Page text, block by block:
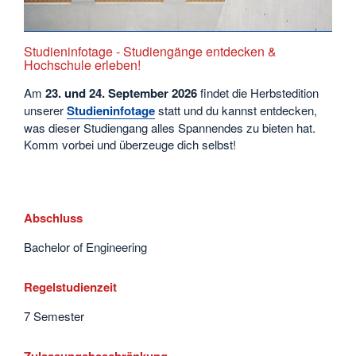
Studieninfotage - Studiengänge entdecken &
Hochschule erleben!
Am 23. und 24. September2026findet die Herbstedition
unsererStudieninfotagestatt und du kannst entdecken,
was dieser Studiengang alles Spannendes zu bieten hat.
Komm vorbei und überzeuge dich selbst!
Abschluss
Bachelor of Engineering
Regelstudienzeit
7 Semester